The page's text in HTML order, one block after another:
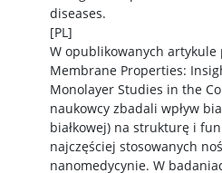
diseases.
[PL]
W opublikowanych
Membrane Properties:
Monolayer Studies in the
naukowcy zbadali wpływ
białkowej) na strukturę i
najczęściej stosowanych
nanomedycynie. W